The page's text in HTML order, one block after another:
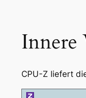
Innere
CPU-Z liefert